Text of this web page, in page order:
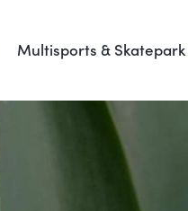
Multisports & Skatepark